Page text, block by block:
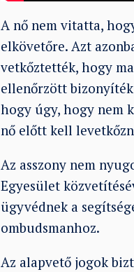
A nő nem vitatta,
elkövetőre. Azt
vetkőztették, hogy
ellenőrzött
hogy úgy, hogy nem
nő előtt kell
Az asszony nem
Egyesület
ügyvédnek a
ombudsmanhoz.
Az alapvető jogok